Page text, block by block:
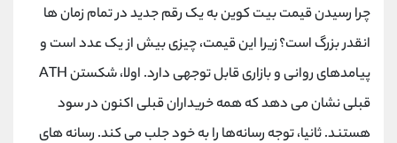
چرا رسیدن قیمت بیت کوین به یک رقم جدید در تمام زمان ها
انقدر بزرگ است؟ زیرا این قیمت، چیزی بیش از یک عدد است و
پیامدهای روانی و بازاری قابل توجهی دارد. اولا، شکستن ATH
قبلی نشان می دهد که همه خریداران قبلی اکنون در سود
هستند. ثانیا، توجه رسانه‌ها را به خود جلب می کند. رسانه های